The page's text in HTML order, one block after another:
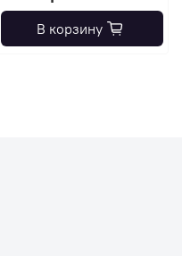
В корзину